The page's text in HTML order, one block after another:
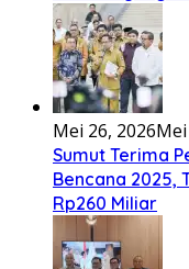
Lirik Lagu Cinta Mati